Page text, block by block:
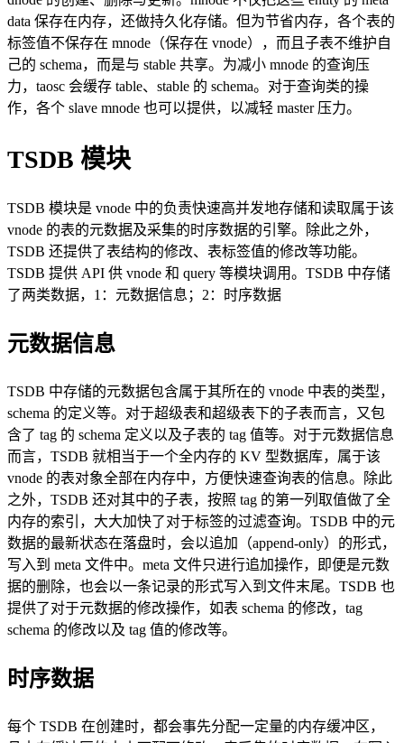
data 保存在内存，还做持久化存储。但为节省内存，各个表的
标签值不保存在 mnode（保存在 vnode），而且子表不维护自
己的 schema，而是与 stable 共享。为减小 mnode 的查询压
力，taosc 会缓存 table、stable 的 schema。对于查询类的操
作，各个 slave mnode 也可以提供，以减轻 master 压力。
TSDB 模块
TSDB 模块是 vnode 中的负责快速高并发地存储和读取属于该
vnode 的表的元数据及采集的时序数据的引擎。除此之外，
TSDB 还提供了表结构的修改、表标签值的修改等功能。
TSDB 提供 API 供 vnode 和 query 等模块调用。TSDB 中存储
了两类数据，1：元数据信息；2：时序数据
元数据信息
TSDB 中存储的元数据包含属于其所在的 vnode 中表的类型，
schema 的定义等。对于超级表和超级表下的子表而言，又包
含了 tag 的 schema 定义以及子表的 tag 值等。对于元数据信息
而言，TSDB 就相当于一个全内存的 KV 型数据库，属于该
vnode 的表对象全部在内存中，方便快速查询表的信息。除此
之外，TSDB 还对其中的子表，按照 tag 的第一列取值做了全
内存的索引，大大加快了对于标签的过滤查询。TSDB 中的元
数据的最新状态在落盘时，会以追加（append-only）的形式，
写入到 meta 文件中。meta 文件只进行追加操作，即便是元数
据的删除，也会以一条记录的形式写入到文件末尾。TSDB 也
提供了对于元数据的修改操作，如表 schema 的修改，tag
schema 的修改以及 tag 值的修改等。
时序数据
每个 TSDB 在创建时，都会事先分配一定量的内存缓冲区，